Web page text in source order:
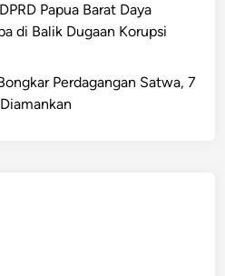
Papua Barat Daya
di Balik Dugaan Korupsi
Perdagangan Satwa, 7